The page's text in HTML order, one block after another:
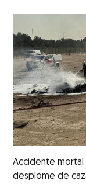
Accidente mortal
desplome de